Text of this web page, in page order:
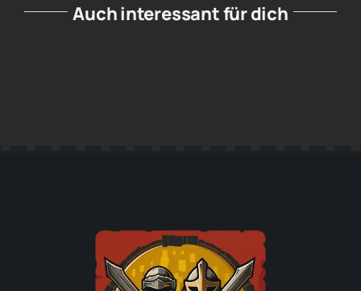
Auch interessant für dich